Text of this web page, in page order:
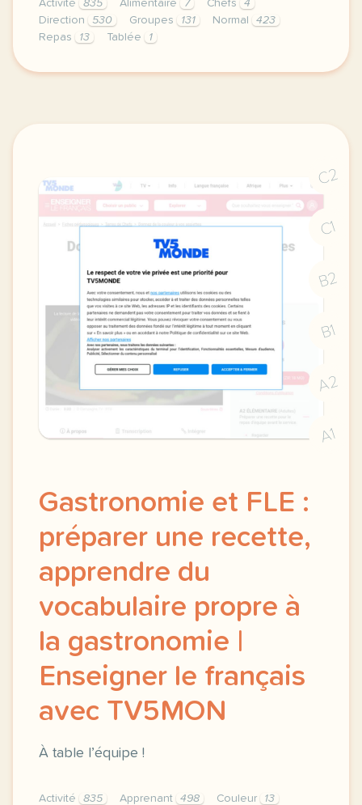
Activité 835 Alimentaire 7 Chefs
4
Direction
530 Groupes 131 Normal
423
Repas
13 Tablée 1
didomi host didomi components button cursor
C2
C1
B2
B1
A2
A1
Gastronomie et FLE :
préparer une recette,
apprendre du
vocabulaire propre à
la gastronomie |
Enseigner le français
avec TV5MON
À table l’équipe !
Activité 835 Apprenant 498 Couleur
13